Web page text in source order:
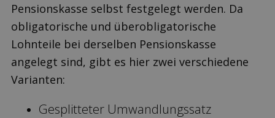
Pensionskasse selbst festgelegt werden. Da
obligatorische und überobligatorische
Lohnteile bei derselben Pensionskasse
angelegt sind, gibt es hier zwei verschiedene
Varianten:
Gesplitteter Umwandlungssatz